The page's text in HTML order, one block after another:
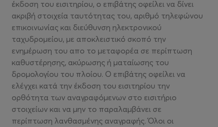
έκδοση του εισιτηρίου, ο επιβάτης οφείλει να δίνει
ακριβή στοιχεία ταυτότητας του, αριθμό τηλεφώνου
επικοινωνίας και διεύθυνση ηλεκτρονικού
ταχυδρομείου, με αποκλειστικό σκοπό την
ενημέρωση του απο το μεταφορέα σε περίπτωση
καθυστέρησης, ακύρωσης ή ματαίωσης του
δρομολογίου του πλοίου. Ο επιβάτης οφείλει να
ελέγχει κατά την έκδοση του εισιτηρίου την
ορθότητα των αναγραφόμενων στο εισιτήριο
στοιχείων και να μην το παραλαμβάνει σε
περίπτωση λανθασμένης αναγραφής. Όλοι οι